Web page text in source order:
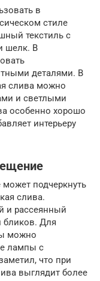
в
стиле
текстиль с
шелк. В
деталями. В
слива можно
и светлыми
особенно хорошо
интерьеру
подчеркнуть
слива.
и рассеянный
бликов. Для
можно
лампы с
что при
выглядит более